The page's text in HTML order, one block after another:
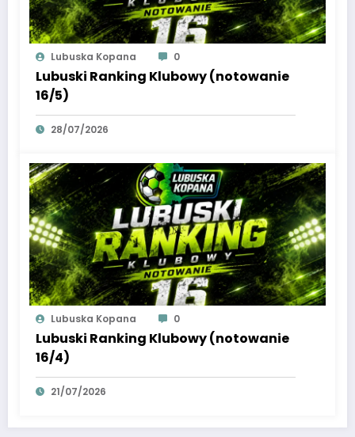
Lubuska Kopana 0
Lubuski Ranking Klubowy (notowanie
16/5)
28/07/2026
Lubuska Kopana 0
Lubuski Ranking Klubowy (notowanie
16/4)
21/07/2026